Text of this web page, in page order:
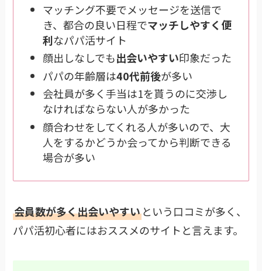
マッチング不要でメッセージを送信で
き、都合の良い日程でマッチしやすく便
利なパパ活サイト
顔出しなしでも出会いやすい印象だった
パパの年齢層は40代前後が多い
会社員が多く手当は1を貰うのに交渉し
なければならない人が多かった
顔合わせをしてくれる人が多いので、大
人をするかどうか会ってから判断できる
場合が多い
会員数が多く出会いやすいという口コミが多く、
パパ活初心者にはおススメのサイトと言えます。